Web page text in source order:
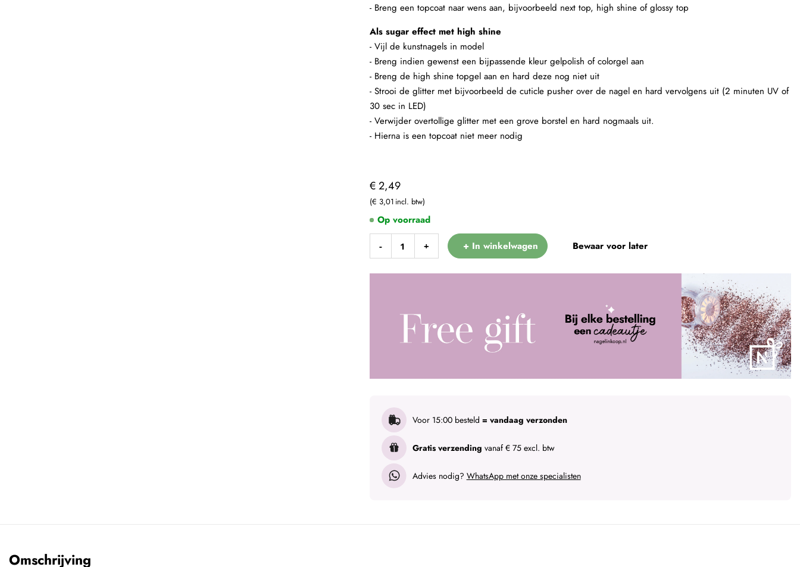
€ 2,49
€ 3,01
- + + In winkelwagen Bewaar voor later
Voor 15:00 besteld = vandaag verzonden
Gratis verzending vanaf € 75 excl. btw
Advies nodig? WhatsApp met onze specialisten
Op voorraad
- Breng een topcoat naar wens aan, bijvoorbeeld next top, high shine of glossy top
Als sugar effect met high shine
- Vijl de kunstnagels in model
- Breng indien gewenst een bijpassende kleur gelpolish of colorgel aan
- Breng de high shine topgel aan en hard deze nog niet uit
- Strooi de glitter met bijvoorbeeld de cuticle pusher over de nagel en hard vervolgens uit (2 minuten UV of
30 sec in LED)
- Verwijder overtollige glitter met een grove borstel en hard nogmaals uit.
- Hierna is een topcoat niet meer nodig
Omschrijving